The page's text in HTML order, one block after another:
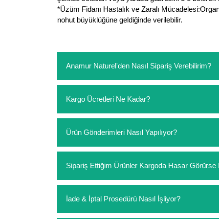
*Üzüm Fidanı Hastalık ve Zaralı
nohut büyüklüğüne geldiğinde verilebilir.
Anamur Naturel'den Nasıl Sipariş Verebilirim?
sipariş verebilirsiniz. Sitemizden vereceğiniz
ödeme yoktur.
Kargo Ücretleri Ne Kadar?
siparişlerinizde sepetinizdeki ürünleri
Ürün Gönderimleri Nasıl Yapılıyor?
Sipariş Ettiğim Ürünler Kargoda Hasar
hasar görmüş ise hemen bizimle iletişime
İade & İptal Prosedürü Nasıl İşliyor?